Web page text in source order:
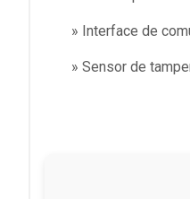
» Interface de
» Sensor de